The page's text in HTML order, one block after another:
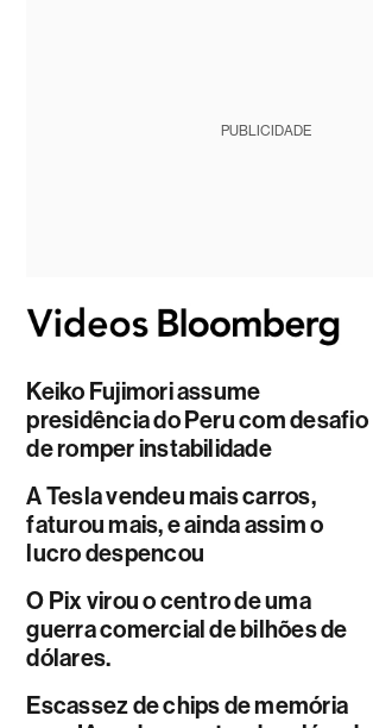
PUBLICIDADE
Keiko Fujimori assume
presidência do Peru com desafio
de romper instabilidade
A Tesla vendeu mais carros,
faturou mais, e ainda assim o
lucro despencou
O Pix virou o centro de uma
guerra comercial de bilhões de
dólares.
Escassez de chips de memória